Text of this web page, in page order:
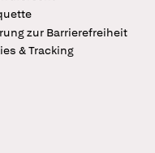
zur Barrierefreiheit
& Tracking